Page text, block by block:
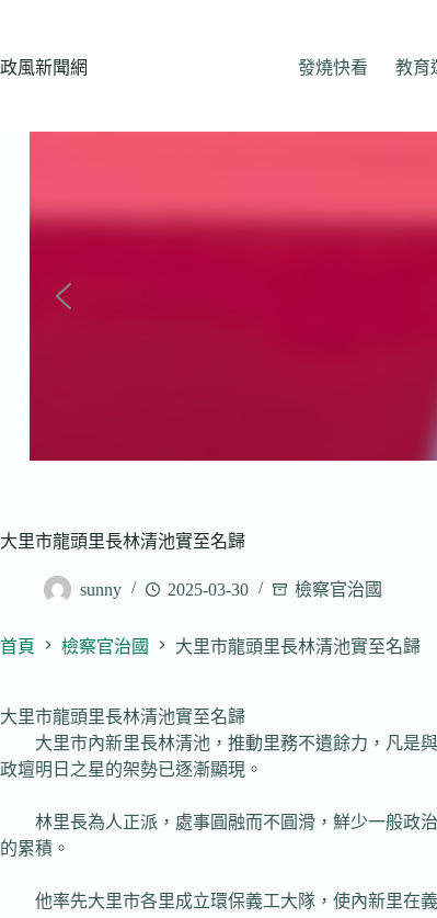
主
政風新聞網 發燒快看 教育
大里市龍頭里長林清池實至名歸
sunny 2025-03-30 檢察官治國
首頁 檢察官治國 大里市龍頭里長林清池實至名歸
大里市龍頭里長林清池實至名歸
大里市內新里長林清池，推動里務不遺餘力，凡是與
政壇明日之星的架勢已逐漸顯現。
林里長為人正派，處事圓融而不圓滑，鮮少一般政治
的累積。
他率先大里市各里成立環保義工大隊，使內新里在義